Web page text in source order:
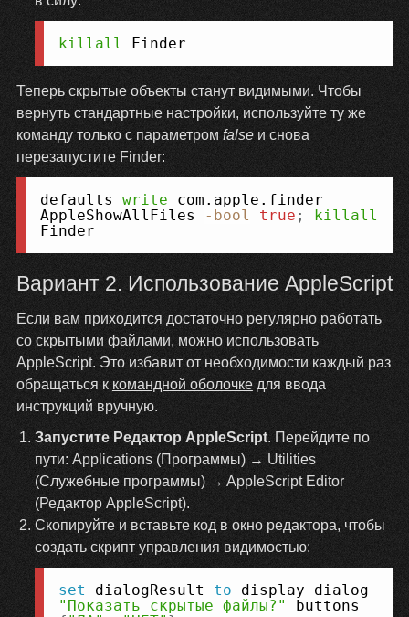
killall Finder
Теперь скрытые объекты станут видимыми. Чтобы
вернуть стандартные настройки, используйте ту же
команду только с параметром falseи снова
перезапустите Finder:
defaults write com.apple.finder
AppleShowAllFiles
-bool true ;
killall
Finder
Вариант 2. Использование AppleScript
Если вам приходится достаточно регулярно работать
со скрытыми файлами, можно использовать
AppleScript. Это избавит от необходимости каждый раз
обращаться к командной оболочкедля ввода
инструкций вручную.
Запустите Редактор AppleScript. Перейдите по
пути: Applications (Программы) → Utilities
(Служебные программы) → AppleScript Editor
(Редактор AppleScript).
Скопируйте и вставьте код в окно редактора, чтобы
создать скрипт управления видимостью:
set dialogResult to
"Показать скрытые файлы?"
Копировать